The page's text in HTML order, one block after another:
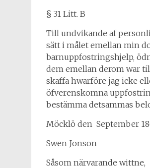
§ 31 Litt. B
Till undvikande af
sätt i målet emellan min
barnuppfostringshjelp,
dem emellan derom war
skaffa hwarföre jag icke
öfverenskomna
bestämma detsammas
Möcklö den September
Swen Jonson
Såsom närvarande wittne,